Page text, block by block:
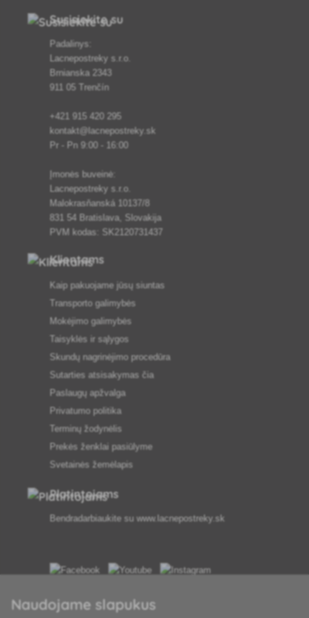
Susisiekite su
Padalinys:
Lacnepostreky s.r.o.
Brnianska 2343
911 05 Trenčín
+421 915 420 295
kontakt@lacnepostreky.sk
Pr - Pn 9:00 - 16:00
Įmonės buveinė:
Lacnepostreky s.r.o.
Malokrasňanská 10137/8
831 54 Bratislava, Slovakija
PVM kodas: SK2120731437
Klientams
Kaip pakuojame jūsų siuntas
Transporto galimybės
Mokėjimo galimybės
Taisyklės ir sąlygos
Skundų nagrinėjimo procedūra
Sutarties atsisakymas čia
Paslaugų apžvalga
Privatumo politika
Terminų žodynėlis
Prekės ženklai pasiūlyme
Svetainės žemėlapis
Platintojams
Bendradarbiaukite su www.lacnepostreky.sk
Naudojame slapukus